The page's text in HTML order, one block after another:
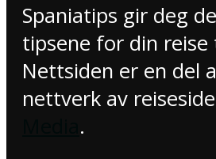
Spaniatips gir deg
tipsene for din reise
Nettsiden er en del
nettverk av
.